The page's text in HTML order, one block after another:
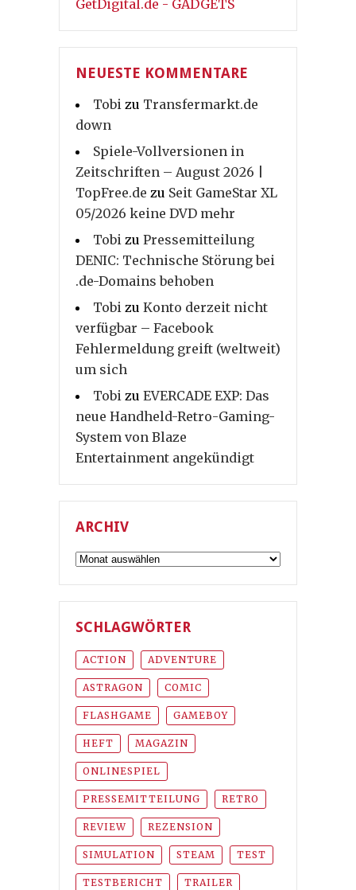
GetDigital.de - GADGETS
NEUESTE KOMMENTARE
Tobi zu Transfermarkt.de
down
Spiele-Vollversionen in
Zeitschriften – August 2026 |
TopFree.de zu Seit GameStar XL
05/2026 keine DVD mehr
Tobi zu Pressemitteilung
DENIC: Technische Störung bei
.de-Domains behoben
Tobi zu Konto derzeit nicht
verfügbar – Facebook
Fehlermeldung greift (weltweit)
um sich
Tobi zu EVERCADE EXP: Das
neue Handheld-Retro-Gaming-
System von Blaze
Entertainment angekündigt
ARCHIV
Archiv
SCHLAGWÖRTER
ACTION ADVENTURE
ASTRAGON COMIC
FLASHGAME GAMEBOY
HEFT MAGAZIN
ONLINESPIEL
PRESSEMITTEILUNG RETRO
REVIEW REZENSION
SIMULATION STEAM TEST
TESTBERICHT TRAILER